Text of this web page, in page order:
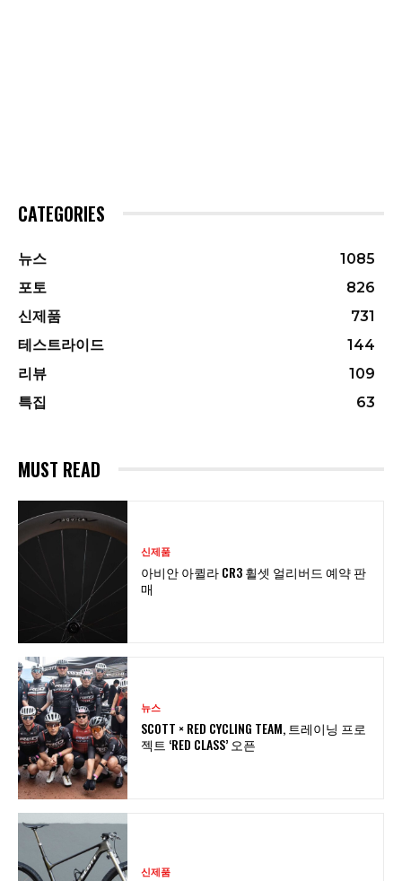
CATEGORIES
뉴스
1085
포토
826
신제품
731
테스트라이드
144
리뷰
109
특집
63
MUST READ
신제품
아비안 아퀼라 CR3 휠셋 얼리버드 예약 판
매
뉴스
SCOTT × RED CYCLING TEAM, 트레이닝 프로
젝트 ‘RED CLASS’ 오픈
신제품